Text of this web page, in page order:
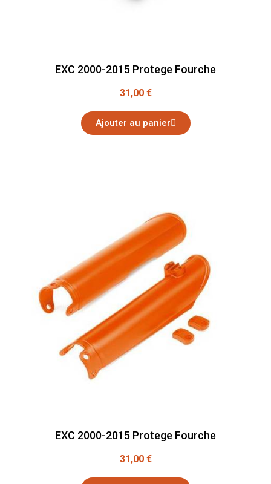
EXC 2000-2015 Protege Fourche
31,00 €
Ajouter au panier
EXC 2000-2015 Protege Fourche
31,00 €